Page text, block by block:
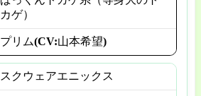
カゲ）
プリム(CV:山本希望)
スクウェアエニックス